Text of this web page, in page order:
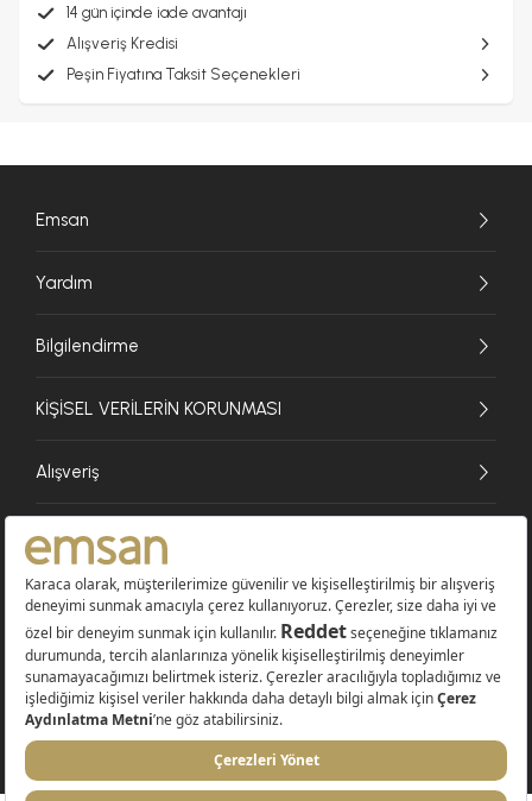
14 gün içinde iade avantajı
Alışveriş Kredisi
Peşin Fiyatına Taksit Seçenekleri
Emsan
Yardım
Bilgilendirme
KİŞİSEL VERİLERİN KORUNMASI
Alışveriş
© 2026 EMSAN A.Ş. Tüm Hakları Saklıdır